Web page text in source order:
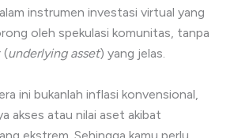
instrumen investasi virtual yang
oleh spekulasi komunitas, tanpa
(underlying asset) yang jelas.
ini bukanlah inflasi konvensional,
akses atau nilai aset akibat
ekstrem. Sehingga kamu perlu